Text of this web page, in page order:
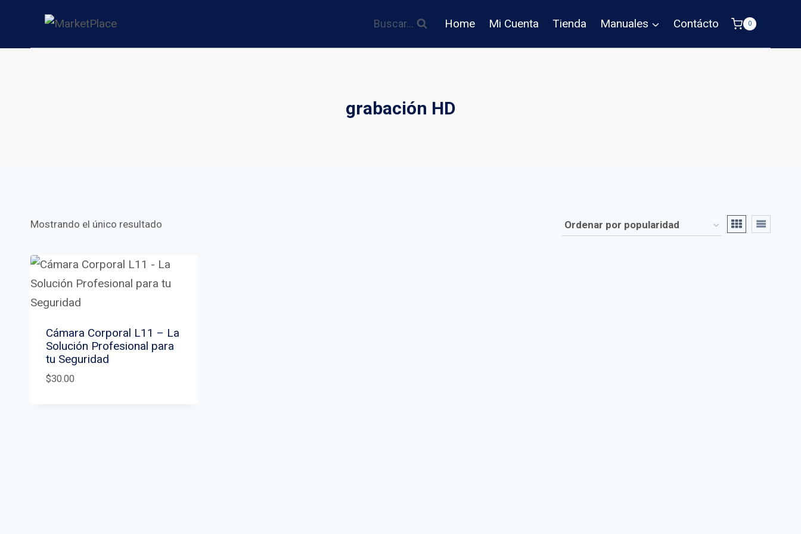
contenido
Buscar... Home Mi Cuenta Tienda Manuales Contácto 0
grabación HD
Mostrando el único resultado
Cámara Corporal L11 – La
Solución Profesional para
tu Seguridad
$30.00